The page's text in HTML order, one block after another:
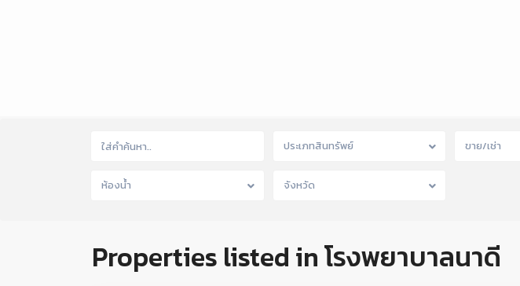
ประเภทสินทรัพย์ ขาย/เช่า
ห้องน้ำ จังหวัด
Properties listed in โรงพยาบาลนาดี